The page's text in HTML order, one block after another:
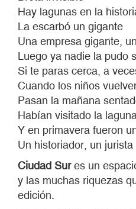
Hay lagunas en la
La escarbó un gigante
Una empresa gigante,
Luego ya nadie la pudo
Si te paras cerca, a
Cuando los niños
Pasan la mañana
Habían visitado la
Y en primavera fueron
Un historiador, un
Ciudad Sures un
y las muchas riquezas
edición.